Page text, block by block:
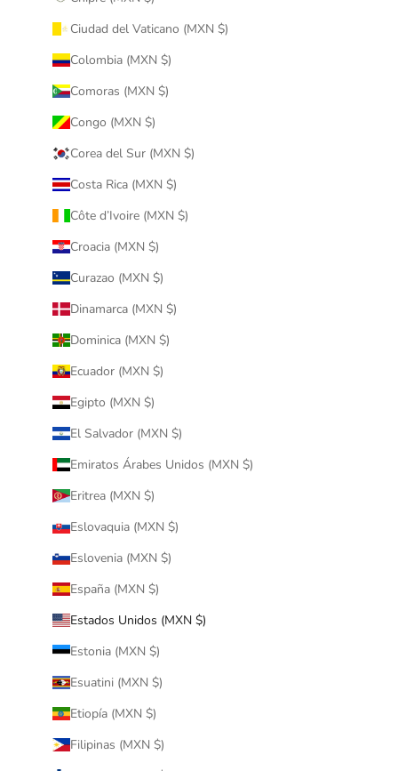
Ciudad del Vaticano (MXN $)
Colombia (MXN $)
Comoras (MXN $)
Congo (MXN $)
Corea del Sur (MXN $)
Costa Rica (MXN $)
Côte d’Ivoire (MXN $)
Croacia (MXN $)
Curazao (MXN $)
Dinamarca (MXN $)
Dominica (MXN $)
Ecuador (MXN $)
Egipto (MXN $)
El Salvador (MXN $)
Emiratos Árabes Unidos (MXN $)
Eritrea (MXN $)
Eslovaquia (MXN $)
Eslovenia (MXN $)
España (MXN $)
Estados Unidos (MXN $)
Estonia (MXN $)
Esuatini (MXN $)
Etiopía (MXN $)
Filipinas (MXN $)